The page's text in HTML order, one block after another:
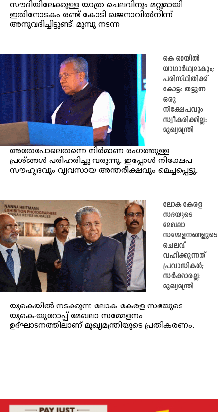
സൗദിയിലേക്കുള്ള യാത്ര ചെലവിനും മറ്റുമായി
ഇതിനോടകം രണ്ട് കോടി ഖജനാവില്‍നിന്ന്
അനുവദിച്ചിട്ടുണ്ട്. മുമ്പു നടന്ന
കെ റെയിൽ
യാഥാർഥ്യമാകും;
പരിസ്ഥിതിക്ക്
കോട്ടം തട്ടുന്ന
ഒരു
നിക്ഷേപവും
സ്വീകരിക്കില്ല:
മുഖ്യമന്ത്രി
അതേപോലെതന്നെ നിർമാണ രംഗത്തുള്ള
പ്രശ്ങ്ങൾ പരിഹരിച്ചു വരുന്നു. ഇപ്പോൾ നിക്ഷേപ
സൗഹൃദവും വ്യവസായ അന്തരീക്ഷവും മെച്ചപ്പെട്ടു.
ലോക കേരള
സഭയുടെ
മേഖലാ
സമ്മേളനങ്ങളുടെ
ചെലവ്
വഹിക്കുന്നത്
പ്രവാസികൾ;
സർക്കാരല്ല:
മുഖ്യമന്ത്രി
യുകെയിൽ നടക്കുന്ന ലോക കേരള സഭയുടെ
യുകെ-യൂറോപ്പ് മേഖലാ സമ്മേളനം
ഉദ്ഘാടനത്തിലാണ് മുഖ്യമന്ത്രിയുടെ പ്രതികരണം.